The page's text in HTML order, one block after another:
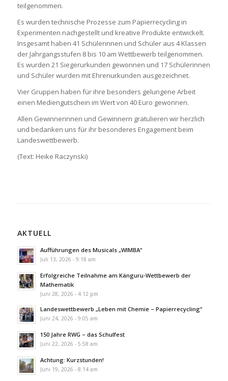
teilgenommen.
Es wurden technische Prozesse zum Papierrecycling in
Experimenten nachgestellt und kreative Produkte entwickelt.
Insgesamt haben 41 Schülerinnen und Schüler aus 4 Klassen
der Jahrgangsstufen 8 bis 10 am Wettbewerb teilgenommen.
Es wurden 21 Siegerurkunden gewonnen und 17 Schülerinnen
und Schüler wurden mit Ehrenurkunden ausgezeichnet.
Vier Gruppen haben für ihre besonders gelungene Arbeit
einen Mediengutschein im Wert von 40 Euro gewonnen.
Allen Gewinnerinnen und Gewinnern gratulieren wir herzlich
und bedanken uns für ihr besonderes Engagement beim
Landeswettbewerb.
(Text: Heike Raczynski)
AKTUELL
Aufführungen des Musicals „WIMBA“
Juli 13, 2026 - 9:18 am
Erfolgreiche Teilnahme am Känguru-Wettbewerb der
Mathematik
Juni 28, 2026 - 4:12 pm
Landeswettbewerb „Leben mit Chemie – Papierrecycling“
Juni 24, 2026 - 9:05 am
150 Jahre RWG – das Schulfest
Juni 22, 2026 - 5:58 am
Achtung: Kurzstunden!
Juni 19, 2026 - 8:14 am